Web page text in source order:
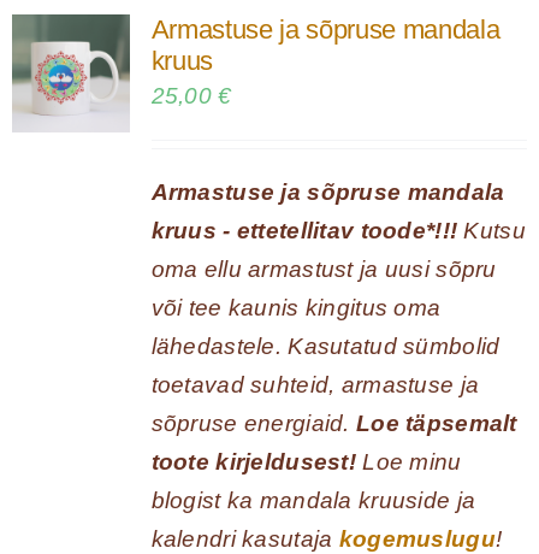
Armastuse ja sõpruse mandala
kruus
25,00€
Armastuse ja sõpruse mandala
kruus - ettetellitav toode*!!! Kutsu
oma ellu armastust ja uusi sõpru
või tee kaunis kingitus oma
lähedastele. Kasutatud sümbolid
toetavad suhteid, armastuse ja
sõpruse energiaid. Loe täpsemalt
toote kirjeldusest!Loe minu
blogist ka mandala kruuside ja
kalendri kasutaja kogemuslugu!